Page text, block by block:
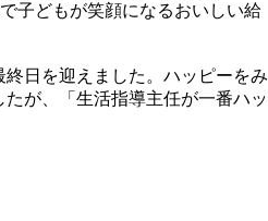
子どもが笑顔になるおいしい給
日を迎えました。ハッピーをみ
が、「生活指導主任が一番ハッ